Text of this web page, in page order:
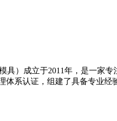
具）成立于2011年，是一家
体系认证，组建了具备专业